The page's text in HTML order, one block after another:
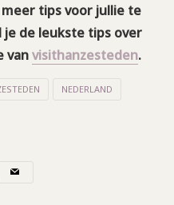
tips voor jullie te
je de leukste tips over
vanvisithanzesteden.
NEDERLAND